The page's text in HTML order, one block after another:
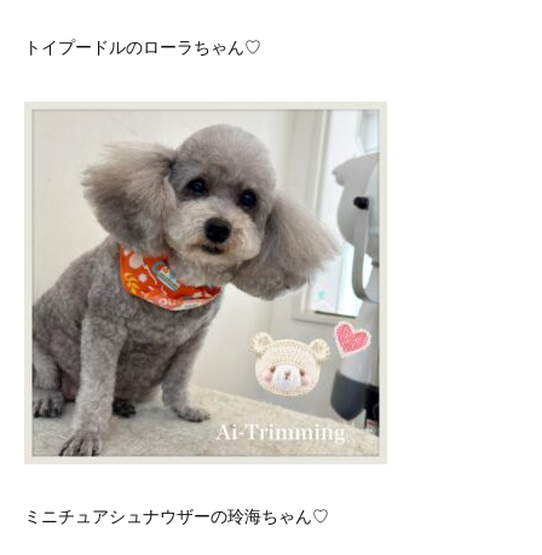
トイプードルのローラちゃん♡
ミニチュアシュナウザーの玲海ちゃん♡